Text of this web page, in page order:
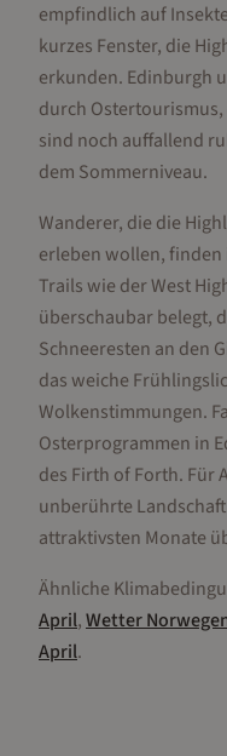
empfindlich auf
kurzes Fenster, die
erkunden. Edinburgh
durch
sind noch auffallend
dem Sommerniveau.
Wanderer, die die
erleben wollen,
Trails wie der West
überschaubar belegt,
Schneeresten an den
das weiche
Wolkenstimmungen.
Osterprogrammen in
des Firth of Forth. Für
unberührte
attraktivsten Monate
Ähnliche
April,Wetter
April.